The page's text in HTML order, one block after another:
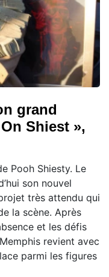
grand
Shiest »,
Pooh Shiesty. Le
son nouvel
très attendu qui
la scène. Après
et les défis
revient avec
parmi les figures